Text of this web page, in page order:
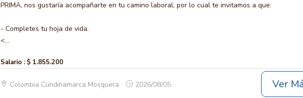
PRIMA, nos gustaría acompañarte en tu camino laboral, por lo cual te invitamos a que:
- Completes tu hoja de vida.
<...
Salario : $ 1.855.200
Colombia Cundinamarca Mosquera 2026/08/05 Ver